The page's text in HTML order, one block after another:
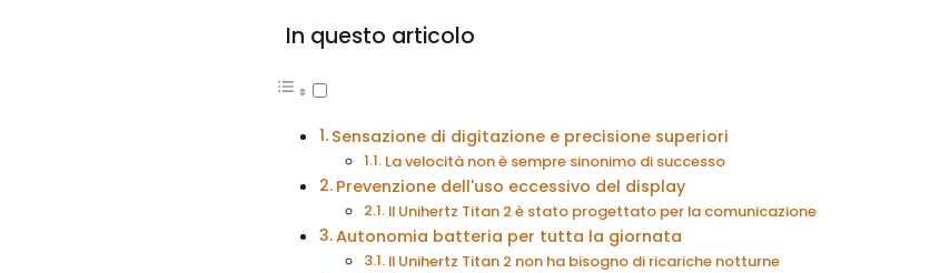
In questo articolo
Sensazione di digitazione e precisione superiori
La velocità non è sempre sinonimo di successo
Prevenzione dell'uso eccessivo del display
Il Unihertz Titan 2 è stato progettato per la comunicazione
Autonomia batteria per tutta la giornata
Il Unihertz Titan 2 non ha bisogno di ricariche notturne